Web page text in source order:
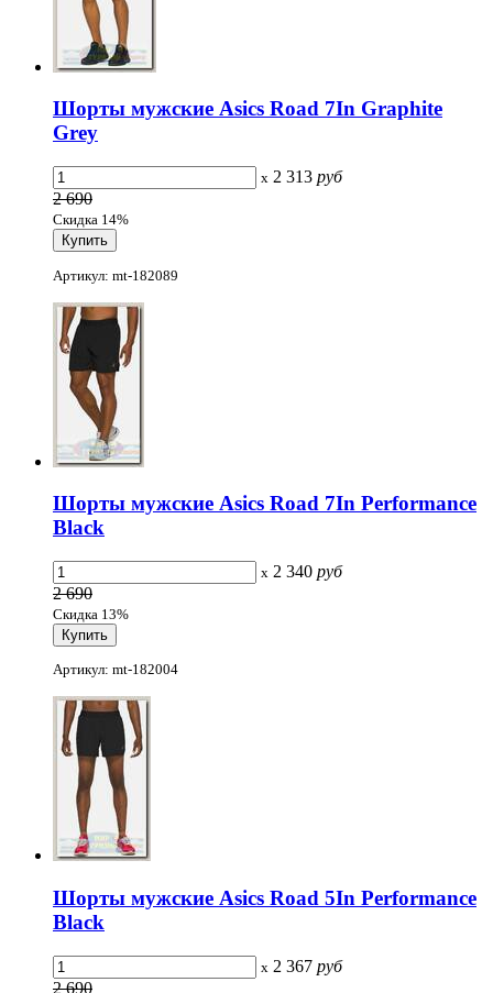
Шорты мужские Asics Road 7In Graphite
Grey
x 2 313 руб
2 690
Скидка 14%
Артикул: mt-182089
Шорты мужские Asics Road 7In Performance
Black
x 2 340 руб
2 690
Скидка 13%
Артикул: mt-182004
Шорты мужские Asics Road 5In Performance
Black
x 2 367 руб
2 690